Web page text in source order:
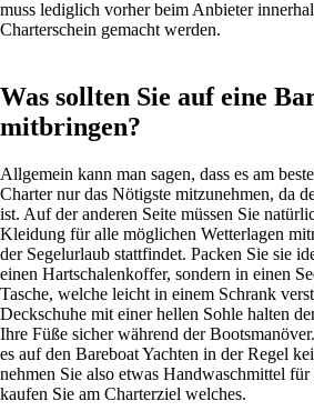
muss lediglich vorher beim Anbieter
Charterschein gemacht werden.
Was sollten Sie auf eine
mitbringen?
Allgemein kann man sagen, dass es am
Charter nur das Nötigste mitzunehmen, da
ist. Auf der anderen Seite müssen Sie
Kleidung für alle möglichen Wetterlagen
der Segelurlaub stattfindet. Packen Sie sie
einen Hartschalenkoffer, sondern in einen
Tasche, welche leicht in einem Schrank
Deckschuhe mit einer hellen Sohle halten
Ihre Füße sicher während der
es auf den Bareboat Yachten in der Regel
nehmen Sie also etwas Handwaschmittel
kaufen Sie am Charterziel welches.